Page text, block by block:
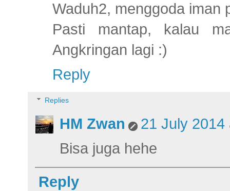
Waduh2, menggoda iman
Pasti mantap, kalau
Angkringan lagi :)
Reply
Replies
HM Zwan
21 July 2014
Bisa juga hehe
Reply